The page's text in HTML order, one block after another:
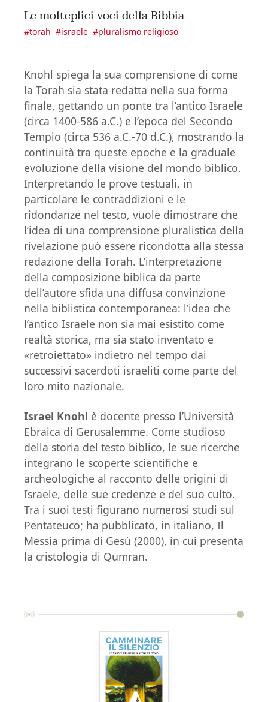
Le molteplici voci della Bibbia
#torah #israele #pluralismo religioso
Knohl spiega la sua comprensione di come
la Torah sia stata redatta nella sua forma
finale, gettando un ponte tra l’antico Israele
(circa 1400-586 a.C.) e l’epoca del Secondo
Tempio (circa 536 a.C.-70 d.C.), mostrando la
continuità tra queste epoche e la graduale
evoluzione della visione del mondo biblico.
Interpretando le prove testuali, in
particolare le contraddizioni e le
ridondanze nel testo, vuole dimostrare che
l’idea di una comprensione pluralistica della
rivelazione può essere ricondotta alla stessa
redazione della Torah. L’interpretazione
della composizione biblica da parte
dell’autore sfida una diffusa convinzione
nella biblistica contemporanea: l’idea che
l’antico Israele non sia mai esistito come
realtà storica, ma sia stato inventato e
«retroiettato» indietro nel tempo dai
successivi sacerdoti israeliti come parte del
loro mito nazionale.
Israel Knohl è docente presso l’Università
Ebraica di Gerusalemme. Come studioso
della storia del testo biblico, le sue ricerche
integrano le scoperte scientifiche e
archeologiche al racconto delle origini di
Israele, delle sue credenze e del suo culto.
Tra i suoi testi figurano numerosi studi sul
Pentateuco; ha pubblicato, in italiano, Il
Messia prima di Gesù (2000), in cui presenta
la cristologia di Qumran.